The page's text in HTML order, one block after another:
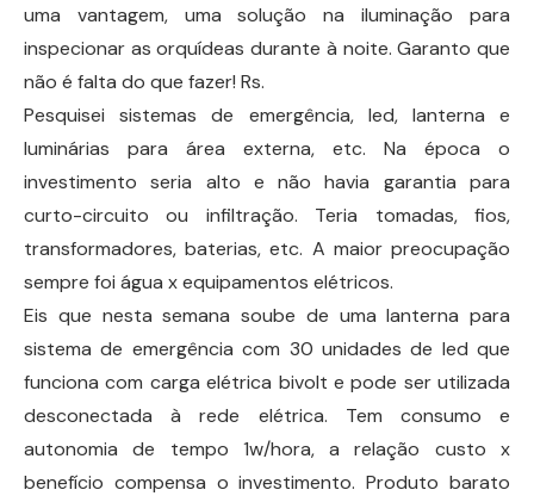
uma vantagem, uma solução na iluminação para
inspecionar as orquídeas durante à noite. Garanto que
não é falta do que fazer! Rs.
Pesquisei sistemas de emergência, led, lanterna e
luminárias para área externa, etc. Na época o
investimento seria alto e não havia garantia para
curto-circuito ou infiltração. Teria tomadas, fios,
transformadores, baterias, etc. A maior preocupação
sempre foi água x equipamentos elétricos.
Eis que nesta semana soube de uma lanterna para
sistema de emergência com 30 unidades de led que
funciona com carga elétrica bivolt e pode ser utilizada
desconectada à rede elétrica. Tem consumo e
autonomia de tempo 1w/hora, a relação custo x
benefício compensa o investimento. Produto barato